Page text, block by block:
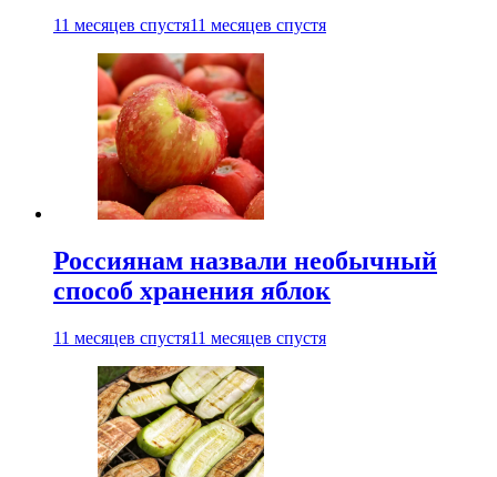
11 месяцев спустя11 месяцев спустя
Россиянам назвали необычный
способ хранения яблок
11 месяцев спустя11 месяцев спустя